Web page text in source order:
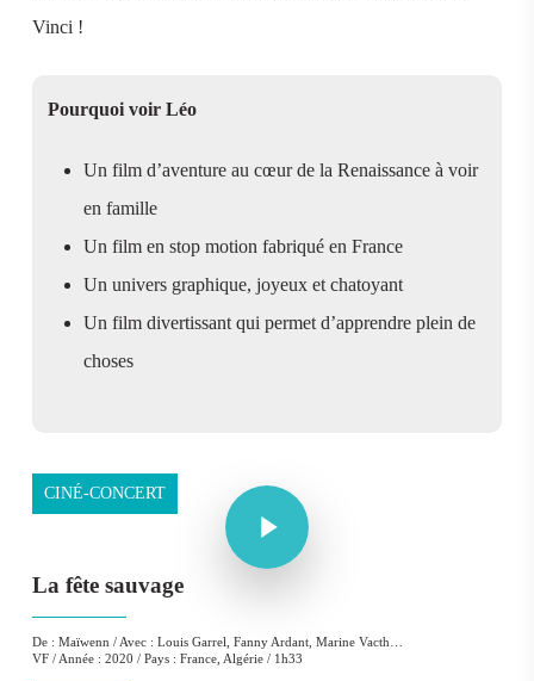
Vinci !
Pourquoi voir Léo
Un film d’aventure au cœur de la Renaissance à voir
en famille
Un film en stop motion fabriqué en France
Un univers graphique, joyeux et chatoyant
Un film divertissant qui permet d’apprendre plein de
choses
CINÉ-CONCERT Play Video
La fête sauvage
De : Maïwenn / Avec : Louis Garrel, Fanny Ardant, Marine Vacth…
VF / Année : 2020 / Pays : France, Algérie / 1h33